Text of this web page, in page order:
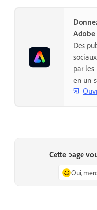
Adobe
Des
par les
en un
Cette page
Oui,